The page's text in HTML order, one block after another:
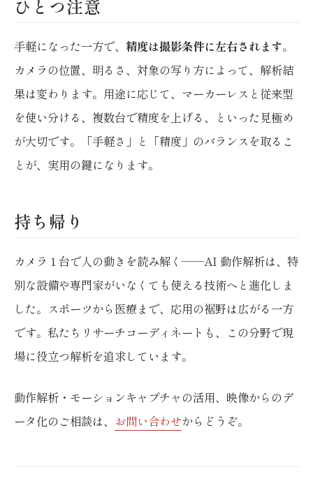
ひとつ注意
手軽になった一方で、 精度は撮影条件に左右されます。
カメラの位置、明るさ、対象の写り方によって、解析結
果は変わります。用途に応じて、マーカーレスと従来型
を使い分ける、複数台で精度を上げる、といった見極め
が大切です。「手軽さ」と「精度」のバランスを取るこ
とが、実用の鍵になります。
持ち帰り
カメラ 1 台で人の動きを読み解く——AI 動作解析は、特
別な設備や専門家がいなくても使える技術へと進化しま
した。スポーツから医療まで、応用の裾野は広がる一方
です。私たちリサーチコーディネートも、この分野で現
場に役立つ解析を追求しています。
動作解析・モーションキャプチャの活用、映像からのデ
ータ化のご相談は、 お問い合わせからどうぞ。